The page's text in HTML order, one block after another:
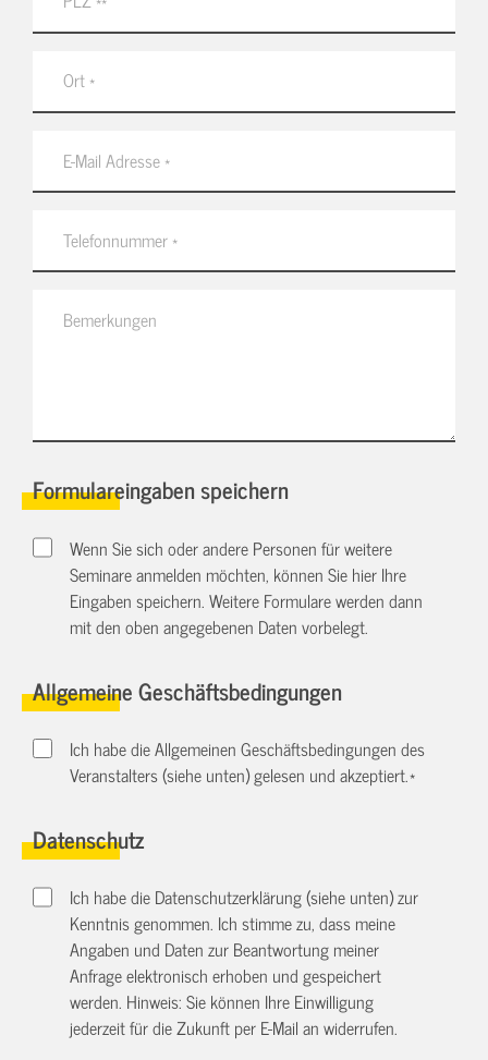
Formulareingaben speichern
Wenn Sie sich oder andere Personen für weitere
Seminare anmelden möchten, können Sie hier Ihre
Eingaben speichern. Weitere Formulare werden dann
mit den oben angegebenen Daten vorbelegt.
Allgemeine Geschäftsbedingungen
Ich habe die Allgemeinen Geschäftsbedingungen des
Veranstalters (siehe unten) gelesen und akzeptiert.*
Datenschutz
Ich habe die Datenschutzerklärung (siehe unten) zur
Kenntnis genommen. Ich stimme zu, dass meine
Angaben und Daten zur Beantwortung meiner
Anfrage elektronisch erhoben und gespeichert
werden. Hinweis: Sie können Ihre Einwilligung
jederzeit für die Zukunft per E-Mail anwiderrufen.